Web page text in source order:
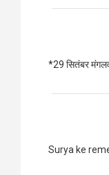
*29 सितंबर
Surya ke